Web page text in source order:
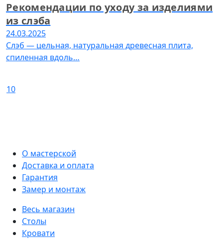
Рекомендации по уходу за изделиями
из слэба
24.03.2025
Слэб — цельная, натуральная древесная плита,
спиленная вдоль…
10
О мастерской
Доставка и оплата
Гарантия
Замер и монтаж
Весь магазин
Столы
Кровати